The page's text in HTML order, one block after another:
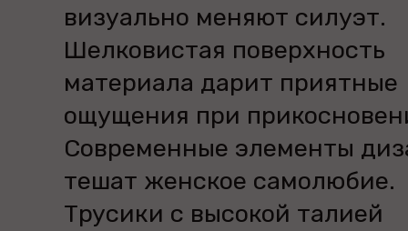
визуально меняют силуэт.
Шелковистая поверхность
материала дарит приятные
ощущения при
Современные элементы
тешат женское самолюбие.
Трусики с высокой талией